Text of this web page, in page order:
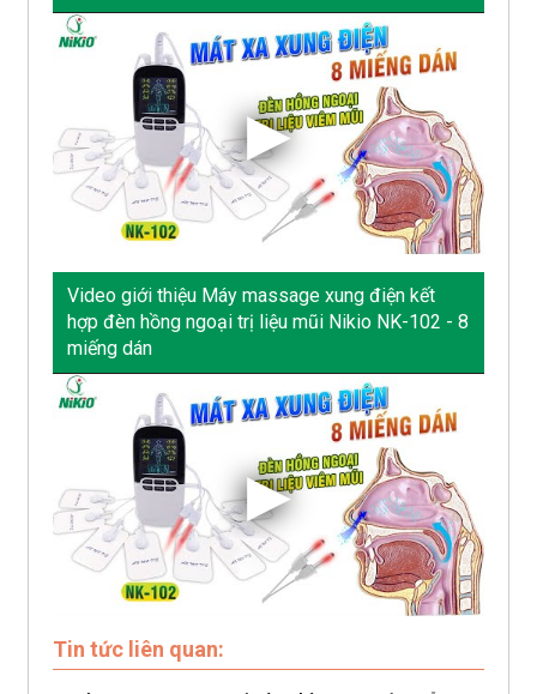
Video giới thiệu Máy massage xung điện kết
hợp đèn hồng ngoại trị liệu mũi Nikio NK-102 - 8
miếng dán
Tin tức liên quan: